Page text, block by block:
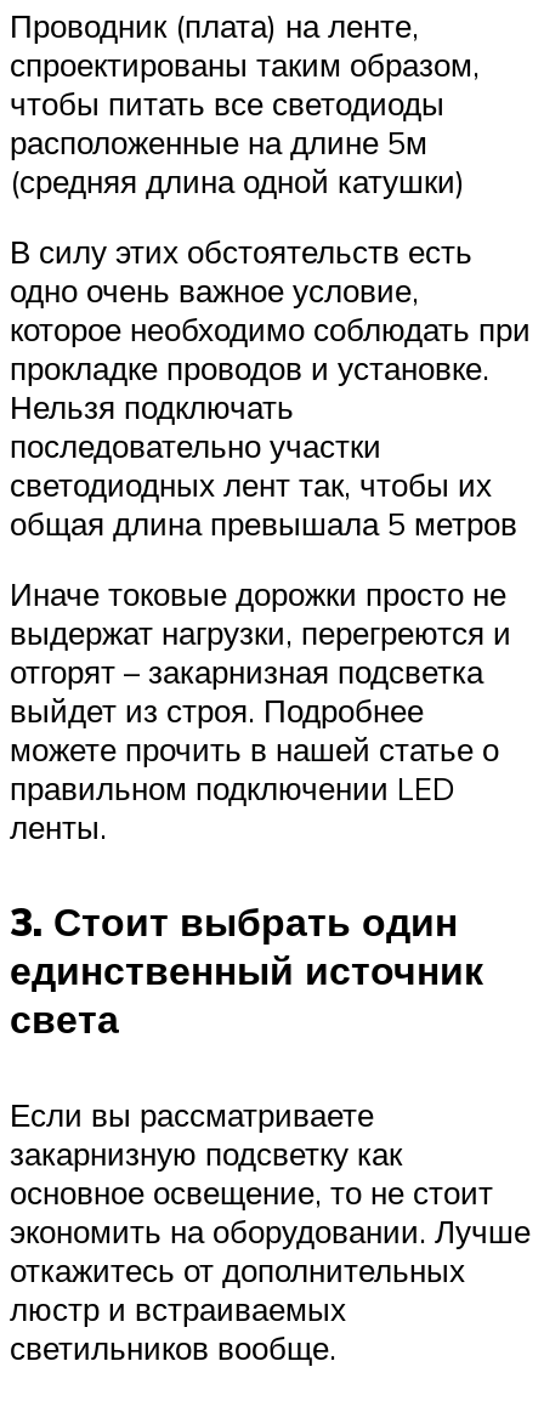
Проводник (плата) на ленте,
спроектированы таким образом,
чтобы питать все светодиоды
расположенные на длине 5м
(средняя длина одной катушки)
В силу этих обстоятельств есть
одно очень важное условие,
которое необходимо соблюдать при
прокладке проводов и установке.
Нельзя подключать
последовательно участки
светодиодных лент так, чтобы их
общая длина превышала 5 метров
Иначе токовые дорожки просто не
выдержат нагрузки, перегреются и
отгорят – закарнизная подсветка
выйдет из строя. Подробнее
можете прочить в нашей статье о
правильном подключении LED
ленты.
3. Стоит выбрать один
единственный источник
света
Если вы рассматриваете
закарнизную подсветку как
основное освещение, то не стоит
экономить на оборудовании. Лучше
откажитесь от дополнительных
люстр и встраиваемых
светильников вообще.